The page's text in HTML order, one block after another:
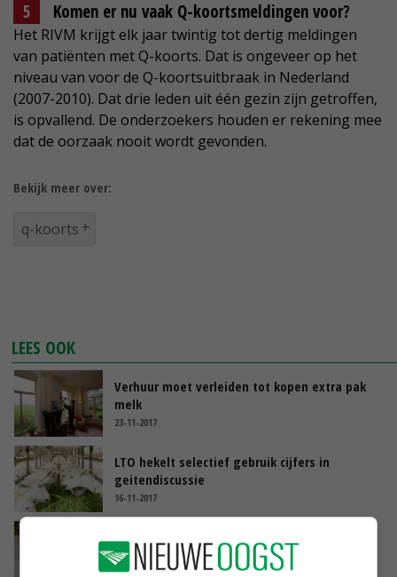
Komen er nu vaak Q-koortsmeldingen voor?
Het RIVM krijgt elk jaar twintig tot dertig meldingen
van patiënten met Q-koorts. Dat is ongeveer op het
niveau van voor de Q-koortsuitbraak in Nederland
(2007-2010). Dat drie leden uit één gezin zijn getroffen,
is opvallend. De onderzoekers houden er rekening mee
dat de oorzaak nooit wordt gevonden.
Bekijk meer over:
q-koorts
LEES OOK
Verhuur moet verleiden tot kopen extra pak
melk
23-11-2017
LTO hekelt selectief gebruik cijfers in
geitendiscussie
16-11-2017
Kabinet 'betreurt' angst voor nieuwe Q-
koorts-epidemie
17-07-2017